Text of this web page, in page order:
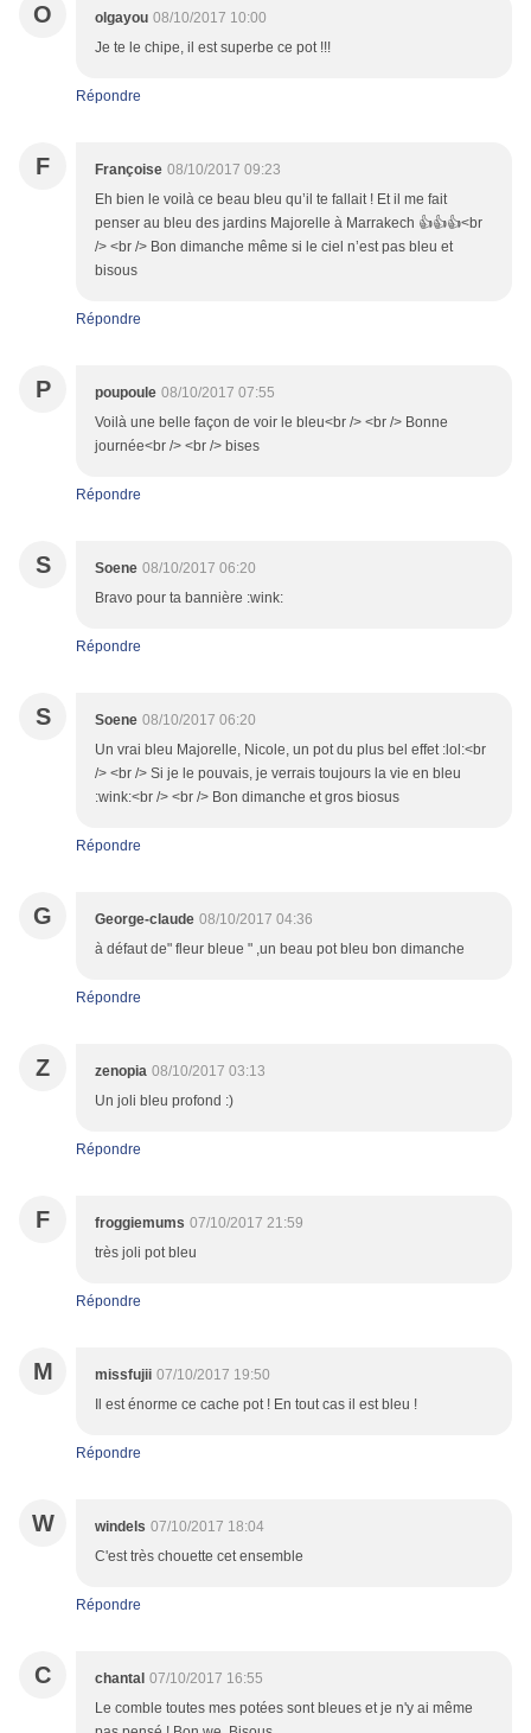
O olgayou 08/10/2017 10:00
Je te le chipe, il est superbe ce pot !!!
Répondre
F Françoise 08/10/2017 09:23
Eh bien le voilà ce beau bleu qu’il te fallait ! Et il me fait
penser au bleu des jardins Majorelle à Marrakech 👍👍👍<br
/> <br /> Bon dimanche même si le ciel n’est pas bleu et
bisous
Répondre
P poupoule 08/10/2017 07:55
Voilà une belle façon de voir le bleu<br /> <br /> Bonne
journée<br /> <br /> bises
Répondre
S Soene 08/10/2017 06:20
Bravo pour ta bannière :wink:
Répondre
S Soene 08/10/2017 06:20
Un vrai bleu Majorelle, Nicole, un pot du plus bel effet :lol:<br
/> <br /> Si je le pouvais, je verrais toujours la vie en bleu
:wink:<br /> <br /> Bon dimanche et gros biosus
Répondre
G George-claude 08/10/2017 04:36
à défaut de" fleur bleue " ,un beau pot bleu bon dimanche
Répondre
Z zenopia 08/10/2017 03:13
Un joli bleu profond :)
Répondre
F froggiemums 07/10/2017 21:59
très joli pot bleu
Répondre
M missfujii 07/10/2017 19:50
Il est énorme ce cache pot ! En tout cas il est bleu !
Répondre
W windels 07/10/2017 18:04
C'est très chouette cet ensemble
Répondre
C chantal 07/10/2017 16:55
Le comble toutes mes potées sont bleues et je n'y ai même